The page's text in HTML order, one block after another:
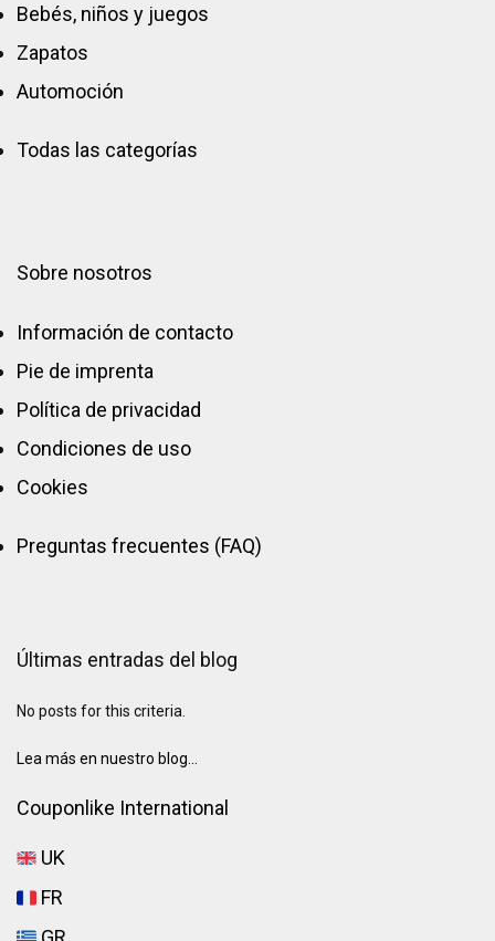
Bebés, niños y juegos
Zapatos
Automoción
Todas las categorías
Sobre nosotros
Información de contacto
Pie de imprenta
Política de privacidad
Condiciones de uso
Cookies
Preguntas frecuentes (FAQ)
Últimas entradas del blog
No posts for this criteria.
Lea más en nuestro blog...
Couponlike International
UK
FR